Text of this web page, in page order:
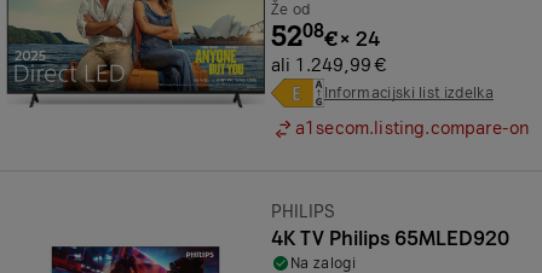
Že od
5208€× 24
ali 1.249,99 €
Informacijski list izdelka
a1secom.listing.compare-on
Znamka:
PHILIPS
4K TV Philips 65MLED920
Na zalogi